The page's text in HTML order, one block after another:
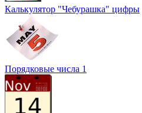
Калькулятор "Чебурашка" цифры
Порядковые числа 1